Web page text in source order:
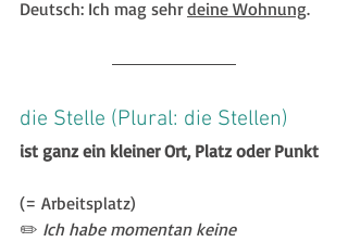
Deutsch: Ich mag sehr deine Wohnung.
die Stelle (Plural: die Stellen)
ist ganz ein kleiner Ort, Platz oder Punkt
(= Arbeitsplatz)
✏️ Ich habe momentan keine